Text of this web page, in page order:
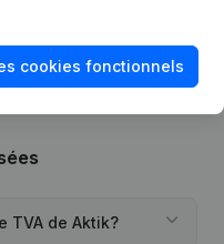
Morale, Ouverture
etc...)
TVA de Aktik?
cookies fonctionnels